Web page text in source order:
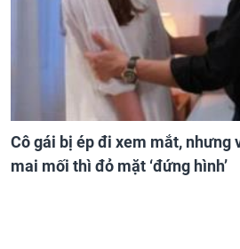
Cô gái bị ép đi xem mắt, nhưng
mai mối thì đỏ mặt ‘đứng hình’